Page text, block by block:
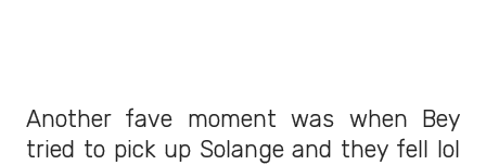
Another fave moment was when Bey
tried to pick up Solange and they fell lol